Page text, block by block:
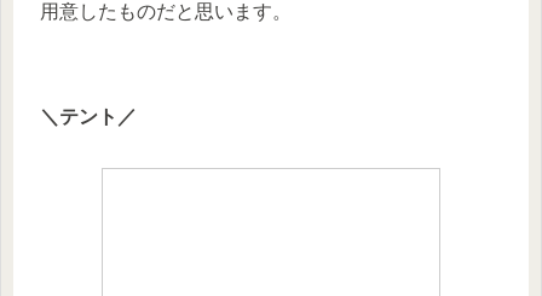
用意したものだと思います。
＼テント／